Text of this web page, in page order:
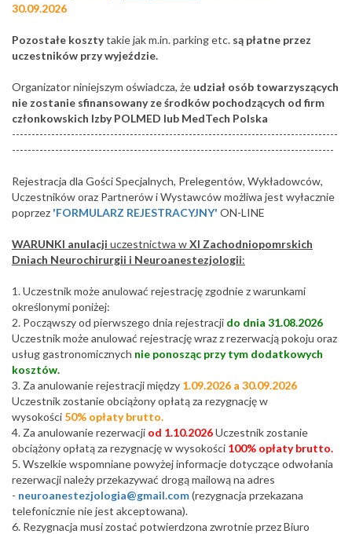
30.09.2026
Pozostałe kosztytakie jak m.in. parking etc. są płatne przez
uczestników przy wyjeździe.
Organizator niniejszym oświadcza, że udział osób towarzyszących
nie zostanie sfinansowany ze środków pochodzących od firm
członkowskich Izby POLMED lub MedTech Polska
-----------------------------------------------------------------------------------
----------------------------------------------------------------------------------
Rejestracja dla Gości Specjalnych, Prelegentów, Wykładowców,
Uczestników oraz Partnerów i Wystawców możliwa jest wyłacznie
poprzez 'FORMULARZ REJESTRACYJNY' ON-LINE
WARUNKI anulacji uczestnictwa wXI Zachodniopomrskich
Dniach Neurochirurgii i Neuroanestezjologii:
1. Uczestnik może anulować rejestrację zgodnie z warunkami
określonymi poniżej:
2. Począwszy od pierwszego dnia rejestracji do dnia 31.08.2026
Uczestnik może anulować rejestrację wraz z rezerwacją pokoju oraz
usług gastronomicznych nie ponosząc przy tym dodatkowych
kosztów.
3. Za anulowanie rejestracji między 1.09.2026 a 30.09.2026
Uczestnik zostanie obciążony opłatą za rezygnację w
wysokości 50% opłaty brutto.
4. Za anulowanie rezerwacji od 1.10.2026Uczestnik zostanie
obciążony opłatą za rezygnację w wysokości 100% opłaty brutto.
5. Wszelkie wspomniane powyżej informacje dotyczące odwołania
rezerwacji należy przekazywać drogą mailową na adres
- neuroanestezjologia@gmail.com(rezygnacja przekazana
telefonicznie nie jest akceptowana).
6. Rezygnacja musi zostać potwierdzona zwrotnie przez Biuro